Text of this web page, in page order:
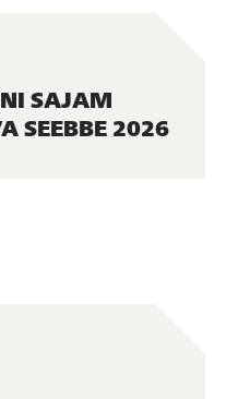
SAJAM
SEEBBE 2026